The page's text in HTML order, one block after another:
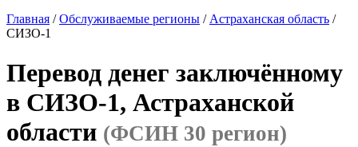
Главная /Обслуживаемые регионы / Астраханская область /
СИЗО-1
Перевод денег заключённому
в СИЗО-1, Астраханской
области (ФСИН 30 регион)